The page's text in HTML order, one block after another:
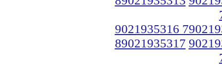
9021935316
89021935317